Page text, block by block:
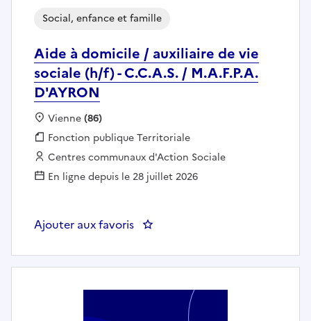
Aide à domicile / auxiliaire de vie
sociale (h/f) - C.C.A.S. / M.A.F.P.A.
D'AYRON
Social, enfance et famille
Localisation :
Vienne(86)
Fonction publique :
Fonction publique Territoriale
Employeur :
Centres communaux d'Action Sociale
En ligne depuis le 28 juillet 2026
Ajouter aux favoris : Aide à domicile / auxiliaire de